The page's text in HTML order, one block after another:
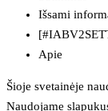
Išsami
Apie
Šioje svetainėje
Naudojame